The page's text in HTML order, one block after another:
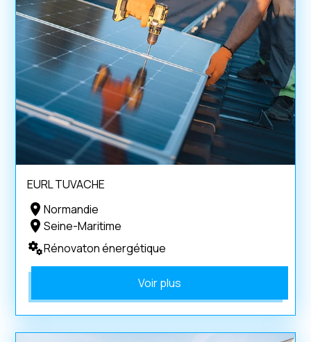
EURL TUVACHE
Normandie
Seine-Maritime
Rénovaton énergétique
Voir plus